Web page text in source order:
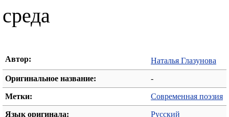
среда
Автор: Наталья Глазунова
Оригинальное название: -
Метки: Современная поэзия
Язык оригинала: Русский